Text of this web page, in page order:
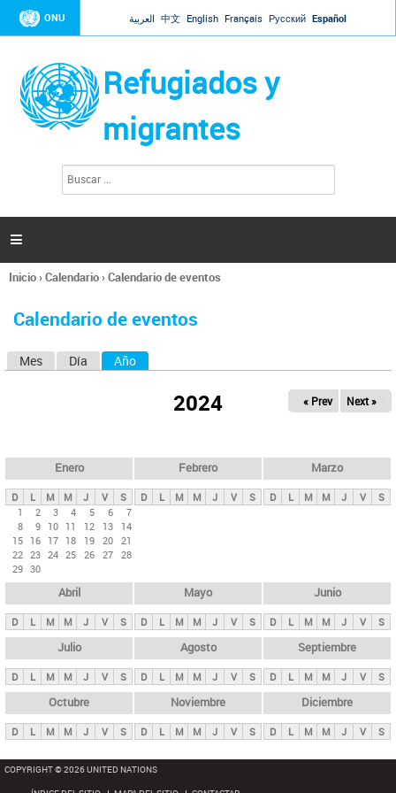
Jump to navigation
ONU العربية 中文 English Français Русский Español
Refugiados y
migrantes
l
d
s

Se
usted
Inicio›Calendario›Calendario de eventos
Calendario de eventos
s
p
n
i
p
a
l
s
Mes Día Año
2024 « Prev Next »
Enero
D L M M J V
S
1
2 3 4 5 6
7
8
9 10 11 12 13
14
15 16 17 18 19 20 21
22 23 24 25 26 27 28
29 30
Febrero
D L M M J V S
Marzo
D L M M J V S
Abril
D L M M J V S
Mayo
D L M M J V S
Junio
D L M M J V S
Julio
D L M M J V S
Agosto
D L M M J V S
Septiembre
D L M M J V S
Octubre
D L M M J V S
Noviembre
D L M M J V S
Diciembre
D L M M J V S
COPYRIGHT © 2026 UNITED NATIONS